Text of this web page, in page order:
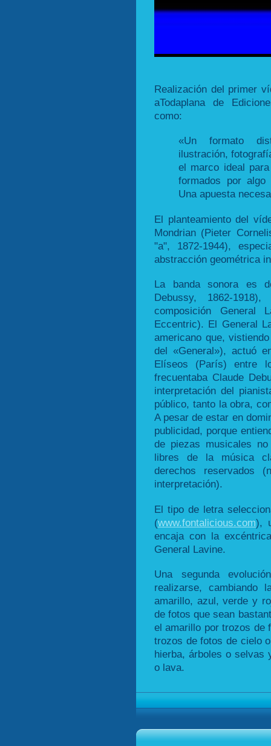
Realización del primer
aTodaplana de
como:
«Un formato
ilustración,
el marco ideal
formados por
Una apuesta
El planteamiento del
Mondrian (Pieter
"a", 1872-1944),
abstracción geométrica
La banda sonora es
Debussy, 1862-
composición General
Eccentric). El General
americano que,
del «General»), actuó
Elíseos (París) entre
frecuentaba Claude
interpretación del
público, tanto la obra,
A pesar de estar en
publicidad, porque
de piezas musicales
libres de la música
derechos reservados
interpretación).
El tipo de letra
(www.fontalicious.com),
encaja con la
General Lavine.
Una segunda
realizarse, cambiando
amarillo, azul, verde y
de fotos que sean
el amarillo por trozos de
trozos de fotos de cielo
hierba, árboles o selvas
o lava.